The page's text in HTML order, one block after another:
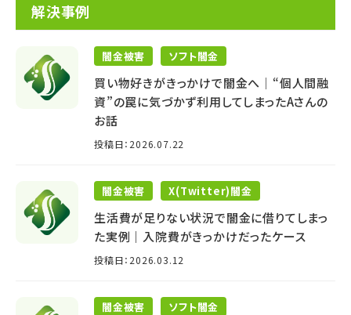
解決事例
闇金被害 ソフト闇金
買い物好きがきっかけで闇金へ│“個人間融
資”の罠に気づかず利用してしまったAさんの
お話
投稿日：2026.07.22
闇金被害 X(Twitter)闇金
生活費が足りない状況で闇金に借りてしまっ
た実例｜入院費がきっかけだったケース
投稿日：2026.03.12
闇金被害 ソフト闇金